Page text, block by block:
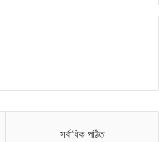
সর্বাধিক পঠিত